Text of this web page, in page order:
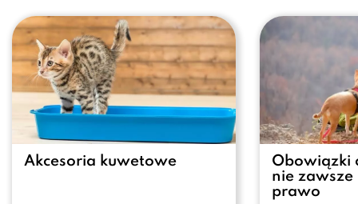
Akcesoria kuwetowe
Obowiązki
nie
prawo